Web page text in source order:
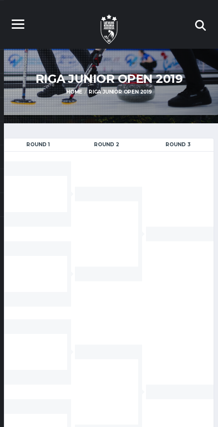
RIGA JUNIOR OPEN 2019
HOME RIGA JUNIOR OPEN 2019
ROUND 1 ROUND 2 ROUND 3